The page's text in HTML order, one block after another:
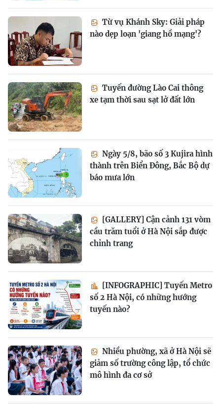
Từ vụ Khánh Sky: Giải pháp
nào dẹp loạn 'giang hồ mạng'?
Tuyến đường Lào Cai thông
xe tạm thời sau sạt lở đất lớn
Ngày 5/8, bão số 3 Kujira hình
thành trên Biển Đông, Bắc Bộ dự
báo mưa lớn
[GALLERY] Cận cảnh 131 vòm
cầu trăm tuổi ở Hà Nội sắp được
chỉnh trang
[INFOGRAPHIC] Tuyến Metro
số 2 Hà Nội, có những hướng
tuyến nào?
Nhiều phường, xã ở Hà Nội sẽ
giảm số trường công lập, tổ chức
mô hình đa cơ sở